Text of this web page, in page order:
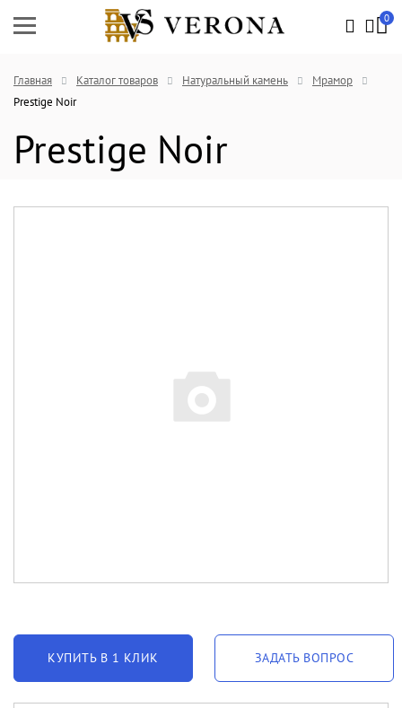
0
Главная Каталог товаров Натуральный камень
Мрамор
Prestige Noir
Prestige Noir
КУПИТЬ В 1 КЛИК ЗАДАТЬ ВОПРОС